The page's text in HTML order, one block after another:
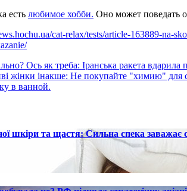
есть любимое хобби. Оно может поведать
cat-relax/tests/article-163889-na-
Ось як треба: Іранська ракета вдарила
жінки інакше: Не покупайте "химию"
в ванной.
шкіри та щастя: Сильна спека